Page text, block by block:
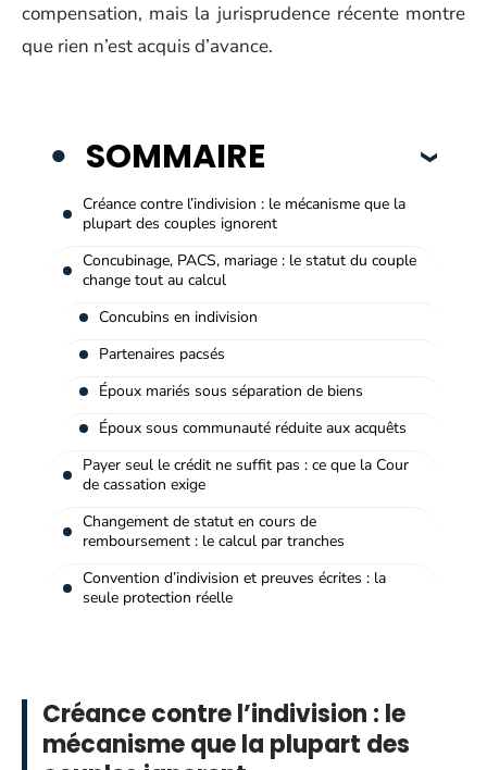
compensation, mais la jurisprudence récente montre
que rien n’est acquis d’avance.
SOMMAIRE
Créance contre l’indivision : le mécanisme que la
plupart des couples ignorent
Concubinage, PACS, mariage : le statut du couple
change tout au calcul
Concubins en indivision
Partenaires pacsés
Époux mariés sous séparation de biens
Époux sous communauté réduite aux acquêts
Payer seul le crédit ne suffit pas : ce que la Cour
de cassation exige
Changement de statut en cours de
remboursement : le calcul par tranches
Convention d’indivision et preuves écrites : la
seule protection réelle
Créance contre l’indivision : le
mécanisme que la plupart des